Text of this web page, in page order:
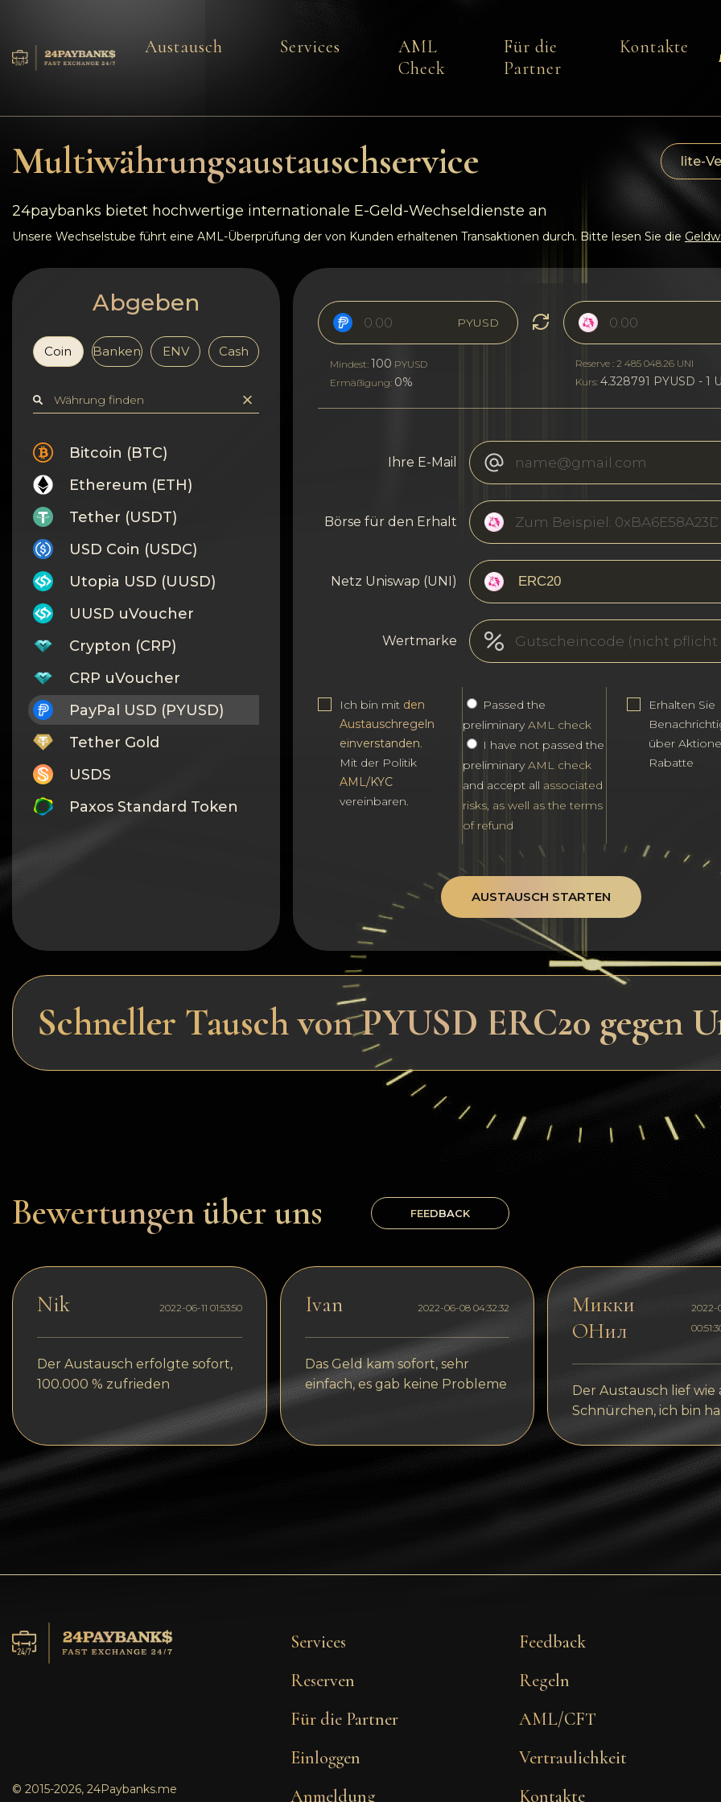
Reserven
Feedback
Regeln
AML/CFT
Vertraulichkeit
Kontakte
Wiki
FAQ
Ruf
Standortkarte
Austausch Services
AML
Check
Für die
Partner
Kontakte
Multiwährungsaustauschservice lite-
24paybanks bietet hochwertige internationale E-Geld-Wechseldienste an
Unsere Wechselstube führt eine AML-Überprüfung der von Kunden erhaltenen Transaktionen durch. Bitte lesen Sie die
Abgeben
Coin Banken ENV Cash
Bitcoin (BTC)
Ethereum (ETH)
Tether (USDT)
USD Coin (USDC)
Utopia USD (UUSD)
UUSD uVoucher
Crypton (CRP)
CRP uVoucher
PayPal USD (PYUSD)
Tether Gold
USDS
Paxos Standard Token
Stellar
Ethereum classic (ETC)
Optimism (OP)
Cosmos (ATOM)
Tezos
Avalanche (AVAX)
PYUSD
Mindest: 100 PYUSD
Ermäßigung: 0%
Reserve : 2 485 048.26 UNI
Kurs: 4.328791 PYUSD - 1
Ihre E-Mail
Börse für den Erhalt
Netz Uniswap (UNI)
Wertmarke
Ich bin mit den
Austauschregeln
einverstanden.
Mit der Politik
AML/KYC
vereinbaren.
Passed the
preliminary AML check
I have not passed the
preliminaryAML check
and accept all associated
risks, as well as the terms
of refund
Erhalten Sie
über
Rabatte
AUSTAUSCH STARTEN
Schneller Tausch von PYUSD ERC20 gegen
Bewertungen über uns FEEDBACK
Nik 2022-06-11 01:53:50
Der Austausch erfolgte sofort,
100.000 % zufrieden
Ivan 2022-06-08 04:32:32
Das Geld kam sofort, sehr
einfach, es gab keine Probleme
Микки
ОНил
2022-
Der Austausch lief wie
Schnürchen, ich bin
Services
Reserven
Für die Partner
Einloggen
Anmeldung
Feedback
Regeln
AML/CFT
Vertraulichkeit
Kontakte
© 2015-2026, 24Paybanks.me